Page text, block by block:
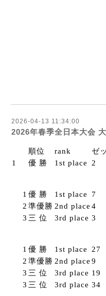
2026-04-13 11:34:00
2026年春季全日本大会
順位 rank ゼ
1
優 勝 1st place 2
1 優 勝 1st place 7
2 準優勝 2nd place 4
3 三 位 3rd place 3
1 優 勝 1st place 27
2 準優勝 2nd place 9
3 三 位 3rd place 19
3 三 位 3rd place 34